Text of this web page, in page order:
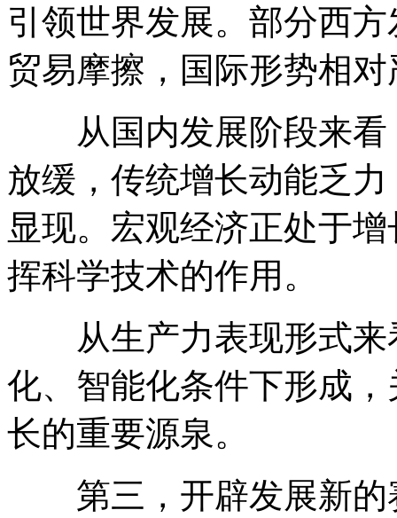
引领世界发展。部分西
贸易摩擦，国际形势相
从国内发展阶段来看
放缓，传统增长动能乏
显现。宏观经济正处于
挥科学技术的作用。
从生产力表现形式来
化、智能化条件下形成
长的重要源泉。
第三，开辟发展新的